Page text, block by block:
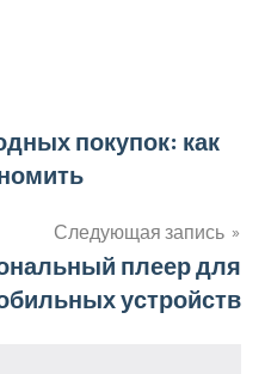
покупок: как
Следующая запись
плеер для
устройств